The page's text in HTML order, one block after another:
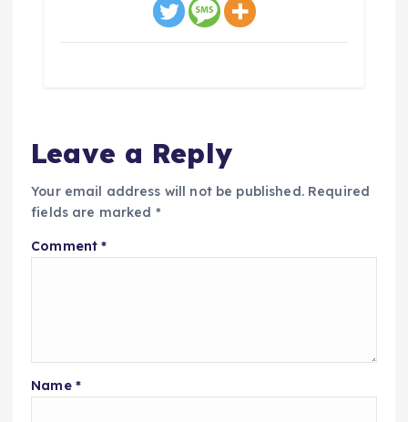
Leave a Reply
Your email address will not be published. Required
fields are marked *
Comment*
Name *